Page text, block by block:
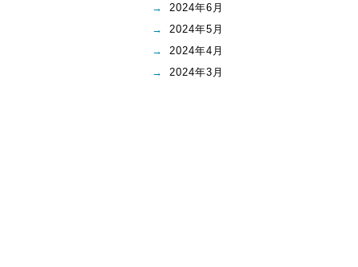
2024年6月
2024年5月
2024年4月
2024年3月